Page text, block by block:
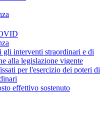
gli interventi straordinari e di
alla legislazione vigente
per l'esercizio dei poteri di
effettivo sostenuto